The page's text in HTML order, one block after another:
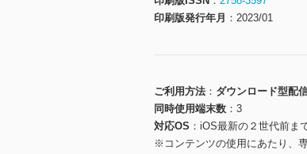
印刷版発行年月
2023/01
ご利用方法
ダウンロード型配
同時使用端末数
3
対応OS
iOS最新の２世代前ま
※コンテンツの使用にあたり、